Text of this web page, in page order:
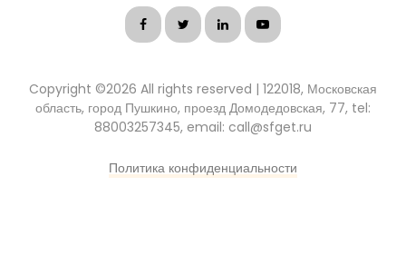
Copyright ©2026 All rights reserved | 122018, Московская
область, город Пушкино, проезд Домодедовская, 77, tel:
88003257345, email: call@sfget.ru
Политика конфиденциальности